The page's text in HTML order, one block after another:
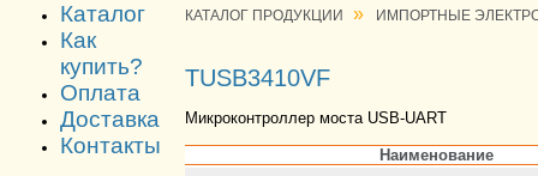
Каталог
Как
купить?
Оплата
Доставка
Контакты
КАТАЛОГ ПРОДУКЦИИ » ИМПОРТНЫЕ
TUSB3410VF
Микроконтроллер моста USB-UART
Наименование